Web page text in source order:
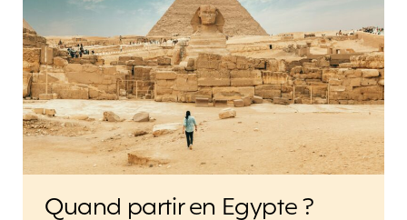
Quand partir en Egypte ?